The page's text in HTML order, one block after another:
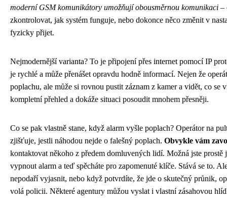
moderní GSM komunikátory umožňují obousměrnou komunikaci –
zkontrolovat, jak systém funguje, nebo dokonce něco změnit v
fyzicky přijet.
Nejmodernější varianta? To je připojení přes internet pomocí IP
je rychlé a může přenášet opravdu hodně informací. Nejen že
poplachu, ale může si rovnou pustit záznam z kamer a vidět, co se
kompletní přehled a dokáže situaci posoudit mnohem přesněji.
Co se pak vlastně stane, když alarm vyšle poplach? Operátor na
zjišťuje, jestli náhodou nejde o falešný poplach. Obvykle vám
kontaktovat někoho z předem domluvených lidí. Možná jste prostě
vypnout alarm a teď spěcháte pro zapomenuté klíče. Stává se to.
nepodaří vyjasnit, nebo když potvrdíte, že jde o skutečný průnik,
volá policii. Některé agentury můžou vyslat i vlastní zásahovou